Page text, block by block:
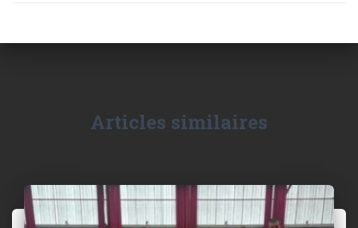
Articles similaires